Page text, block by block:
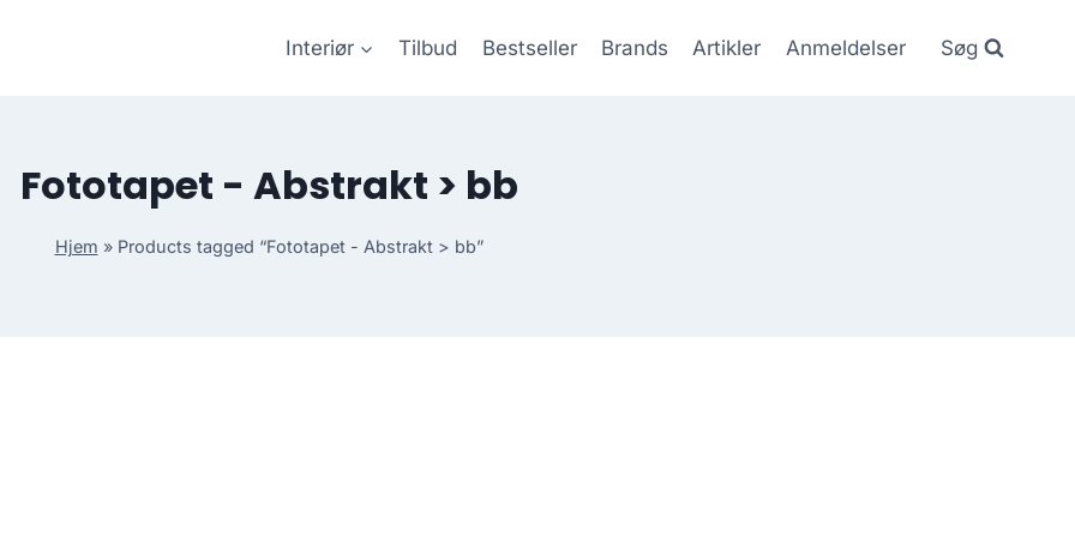
Interiør Tilbud Bestseller Brands Artikler Anmeldelser Søg
Fototapet - Abstrakt > bb
Hjem » Products tagged “Fototapet - Abstrakt > bb”